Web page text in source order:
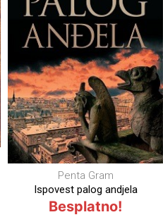
Istorija nove srpske knjizevnosti
– Jovan Skerlic
Besplatno!
Jovan Skerlić